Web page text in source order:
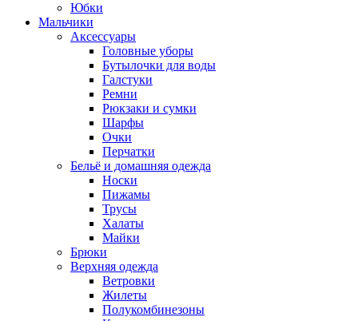
Юбки
Мальчики
Аксессуары
Головные уборы
Бутылочки для воды
Галстуки
Ремни
Рюкзаки и сумки
Шарфы
Очки
Перчатки
Бельё и домашняя одежда
Носки
Пижамы
Трусы
Халаты
Майки
Брюки
Верхняя одежда
Ветровки
Жилеты
Полукомбинезоны